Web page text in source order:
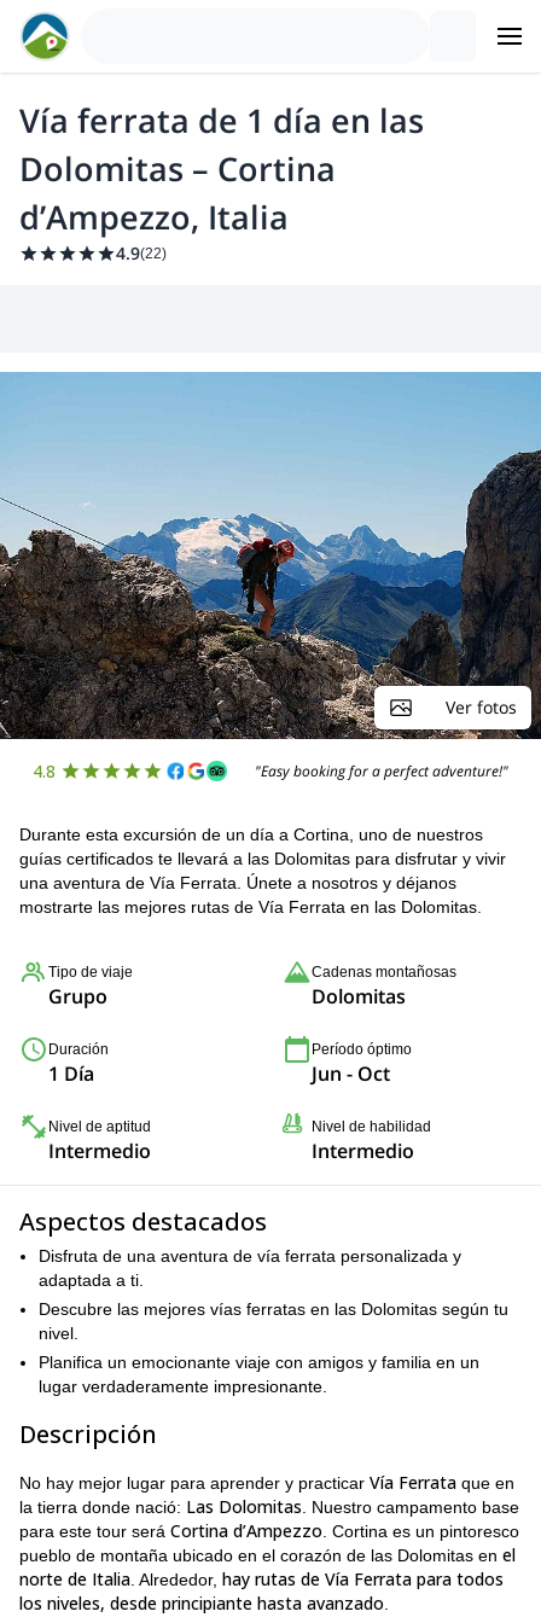
Vía ferrata de 1 día en las
Dolomitas – Cortina
d’Ampezzo, Italia
4.9(22)
Ver fotos
4.8 "Easy booking for a perfect adventure!"
Durante esta excursión de un día a Cortina, uno de nuestros
guías certificados te llevará a las Dolomitas para disfrutar y vivir
una aventura de Vía Ferrata. Únete a nosotros y déjanos
mostrarte las mejores rutas de Vía Ferrata en las Dolomitas.
Tipo de viaje
Grupo
Cadenas montañosas
Dolomitas
Duración
1 Día
Período óptimo
Jun - Oct
Nivel de aptitud
Intermedio
Nivel de habilidad
Intermedio
Aspectos destacados
Disfruta de una aventura de vía ferrata personalizada y
adaptada a ti.
Descubre las mejores vías ferratas en las Dolomitas según tu
nivel.
Planifica un emocionante viaje con amigos y familia en un
lugar verdaderamente impresionante.
Descripción
No hay mejor lugar para aprender y practicar Vía Ferrata que en
la tierra donde nació: Las Dolomitas . Nuestro campamento base
para este tour será Cortina d’Ampezzo . Cortina es un pintoresco
pueblo de montaña ubicado en el corazón de las Dolomitas en el
norte de Italia . Alrededor, hay rutas de Vía Ferrata para todos
los niveles, desde principiante hasta avanzado